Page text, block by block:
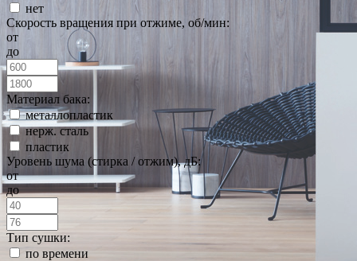
нет
Скорость вращения при отжиме, об/мин:
от
до
Материал бака:
металлопластик
нерж. сталь
пластик
Уровень шума (стирка / отжим), дБ:
от
до
Тип сушки:
по времени